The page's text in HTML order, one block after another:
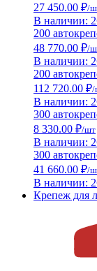
27 450.00 ₽/
В наличии:
200
48 770.00 ₽/
В наличии:
200
112 720.00 ₽/
В наличии:
300
8 330.00 ₽/шт
В наличии:
300
41 660.00 ₽/
В наличии:
Крепеж для